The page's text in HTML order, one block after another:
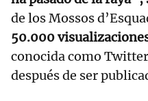
de los Mossos
50.000
conocida como
después de ser